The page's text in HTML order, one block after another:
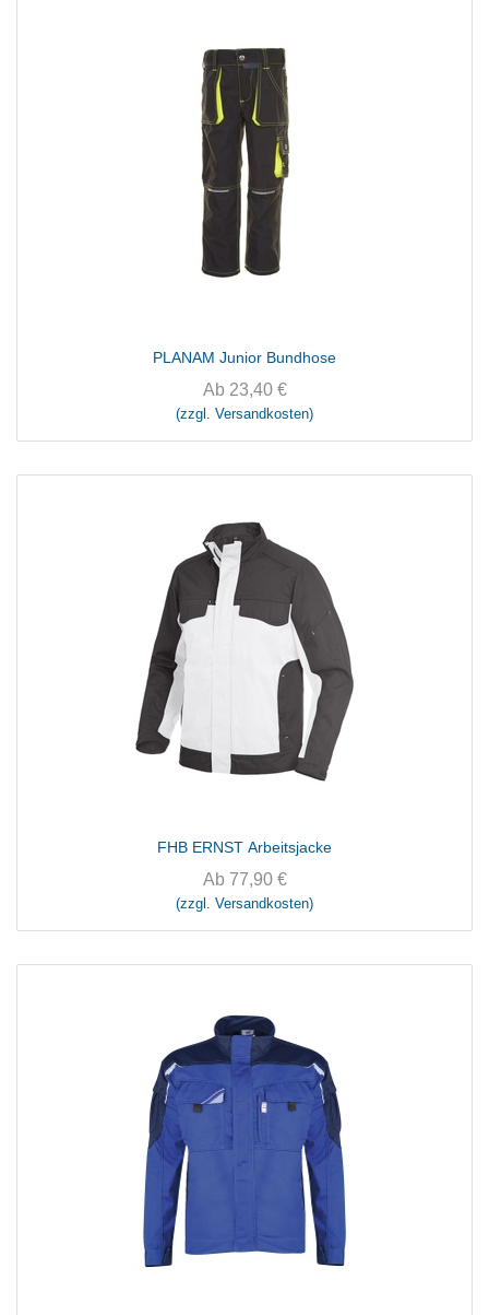
PLANAM Junior Bundhose
Ab 23,40€
(zzgl. Versandkosten)
FHB ERNST Arbeitsjacke
Ab 77,90€
(zzgl. Versandkosten)